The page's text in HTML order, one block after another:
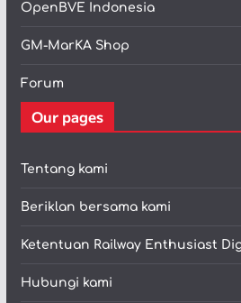
OpenBVE Indonesia
GM-MarKA Shop
Forum
Our pages
Tentang kami
Beriklan bersama kami
Ketentuan Railway Enthusiast
Hubungi kami